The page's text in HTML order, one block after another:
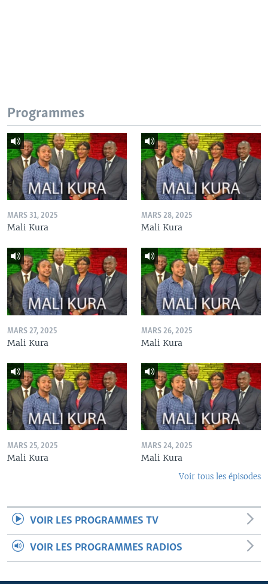
Programmes
MARS 31, 2025
Mali Kura
MARS 28, 2025
Mali Kura
MARS 27, 2025
Mali Kura
MARS 26, 2025
Mali Kura
MARS 25, 2025
Mali Kura
MARS 24, 2025
Mali Kura
Voir tous les épisodes
VOIR LES PROGRAMMES TV
VOIR LES PROGRAMMES RADIOS